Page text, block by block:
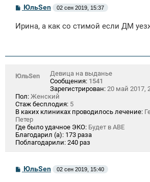
С
о
б
и
ЮльSen 02 сен 2019, 15:37
Ирина, а как со стимой если ДМ
ЮльSen
Девица на выданье
Сообщения: 1541
Зарегистрирован: 20 май 2017,
Пол: Женский
Стаж бесплодия: 5
В каких клиниках проводилось лечение:
Петер
Где было удачное ЭКО: Будет в АВЕ
Благодарил (а): 173 раза
Поблагодарили: 240 раз
С
о
ЮльSen 02 сен 2019, 15:40